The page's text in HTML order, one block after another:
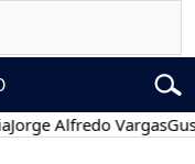
Alfredo VargasGustavo